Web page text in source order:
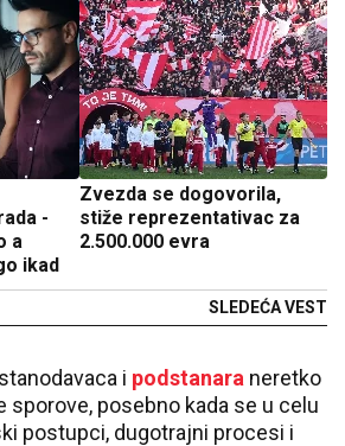
-
a
ikad
Zvezda se dogovorila,
stiže reprezentativac za
2.500.000 evra
SLEDEĆA VEST
i podstanara neretko
sporove, posebno kada se u celu
postupci, dugotrajni procesi i